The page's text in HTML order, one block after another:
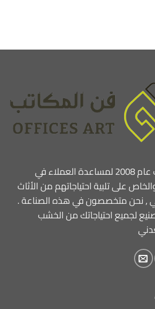
فن المكاتب بدأت عام 2008 لمساعدة العملاء في
على تلبية احتياجاتهم من الأثاث
, نحن متخصصون في هذه الصناعة .
لجميع احتياجاتك من الخشب